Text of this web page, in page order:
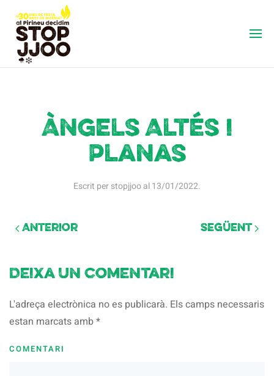
Àngels Altés i
Planas
Escrit perstopjjooal13/01/2022.
Anterior Següent
Deixa un comentari
L'adreça electrònica no es publicarà. Els camps necessaris
estan marcats amb*
COMENTARI